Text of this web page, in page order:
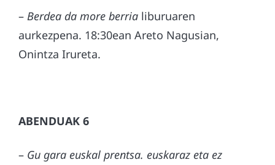
– Berdea da more berria liburuaren
aurkezpena. 18:30ean Areto Nagusian,
Onintza Irureta.
ABENDUAK 6
– Gu gara euskal prentsa. euskaraz eta ez